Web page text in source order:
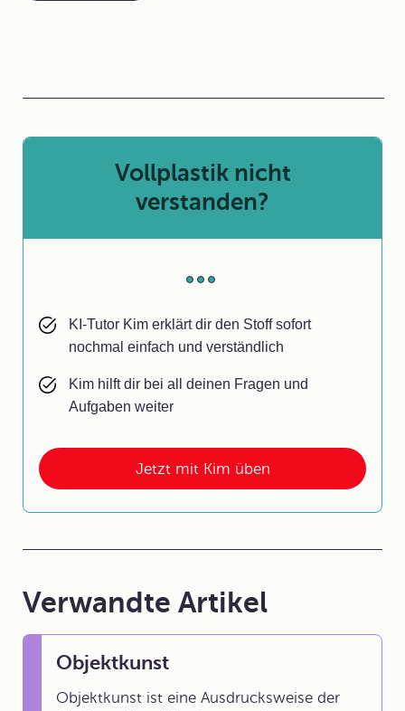
Jetzt mit Kim üben
Vollplastik nicht
verstanden?
KI-Tutor Kim erklärt dir den Stoff sofort
nochmal einfach und verständlich
Kim hilft dir bei all deinen Fragen und
Aufgaben weiter
Verwandte Artikel
Objektkunst
Objektkunst ist eine Ausdrucksweise der